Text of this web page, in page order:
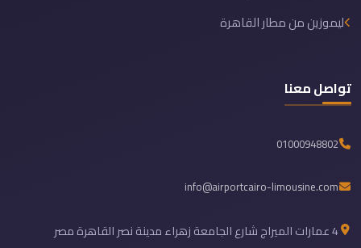
ليموزين من مطار القاهرة
تواصل معنا
01000948802
info@airportcairo-limousine.com
4 عمارات الميراج شارع الجامعة زهراء مدينة نصر القاهرة مصر